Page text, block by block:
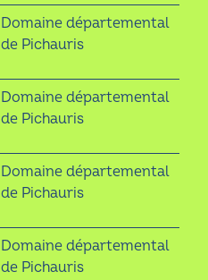
Domaine départemental
de Pichauris
Domaine départemental
de Pichauris
Domaine départemental
de Pichauris
Domaine départemental
de Pichauris